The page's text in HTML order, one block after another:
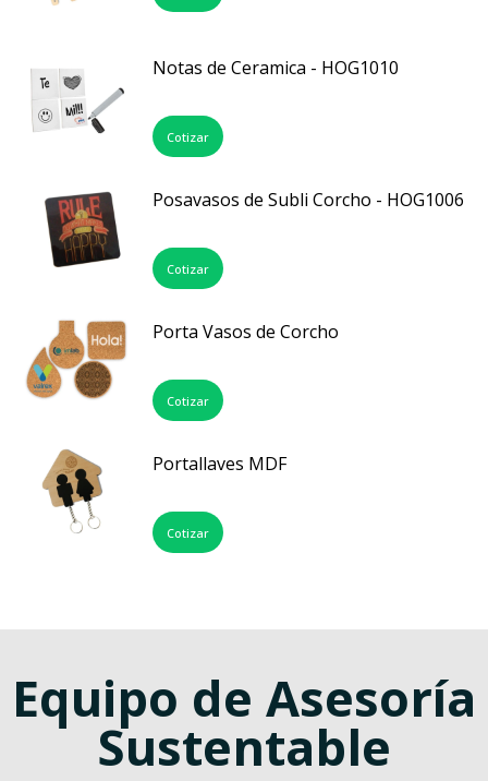
Notas de Ceramica - HOG1010
Cotizar
Posavasos de Subli Corcho - HOG1006
Cotizar
Porta Vasos de Corcho
Cotizar
Portallaves MDF
Cotizar
Equipo de Asesoría
Sustentable